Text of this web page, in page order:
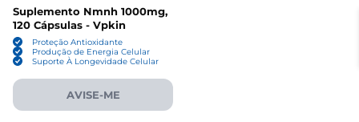
Suplemento Nmnh 1000mg,
120 Cápsulas - Vpkin
Proteção Antioxidante
Produção de Energia Celular
Suporte À Longevidade Celular
AVISE-ME